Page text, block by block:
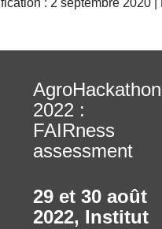
AgroHackathon
2022 :
FAIRness
assessment
29 et 30 août
2022, Institut